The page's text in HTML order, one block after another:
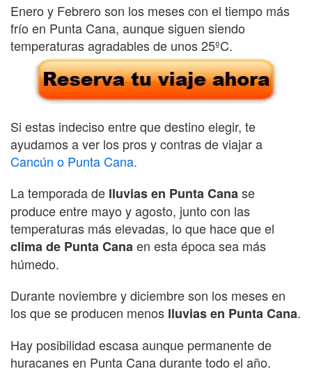
Enero y Febrero son los meses con el tiempo más
frío en Punta Cana, aunque siguen siendo
temperaturas agradables de unos 25ºC.
Si estas indeciso entre que destino elegir, te
ayudamos a ver los pros y contras de viajar a
Cancún o Punta Cana.
La temporada de lluvias en Punta Canase
produce entre mayo y agosto, junto con las
temperaturas más elevadas, lo que hace que el
clima de Punta Canaen esta época sea más
húmedo.
Durante noviembre y diciembre son los meses en
los que se producen menos lluvias en Punta Cana.
Hay posibilidad escasa aunque permanente de
huracanes en Punta Cana durante todo el año.